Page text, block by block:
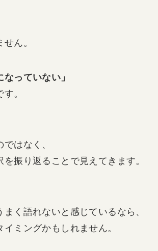
ん。
なっていない」
。
はなく、
を振り返ることで見えてきます。
まく語れないと感じているなら、
ミングかもしれません。